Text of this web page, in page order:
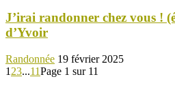
J’irai randonner chez vous !
d’Yvoir
Randonnée 19 février 2025
1 23...11Page 1 sur 11